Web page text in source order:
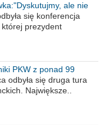
ale nie
się konferencja
prezydent
PKW z ponad 99
odbyła się druga tura
Największe..